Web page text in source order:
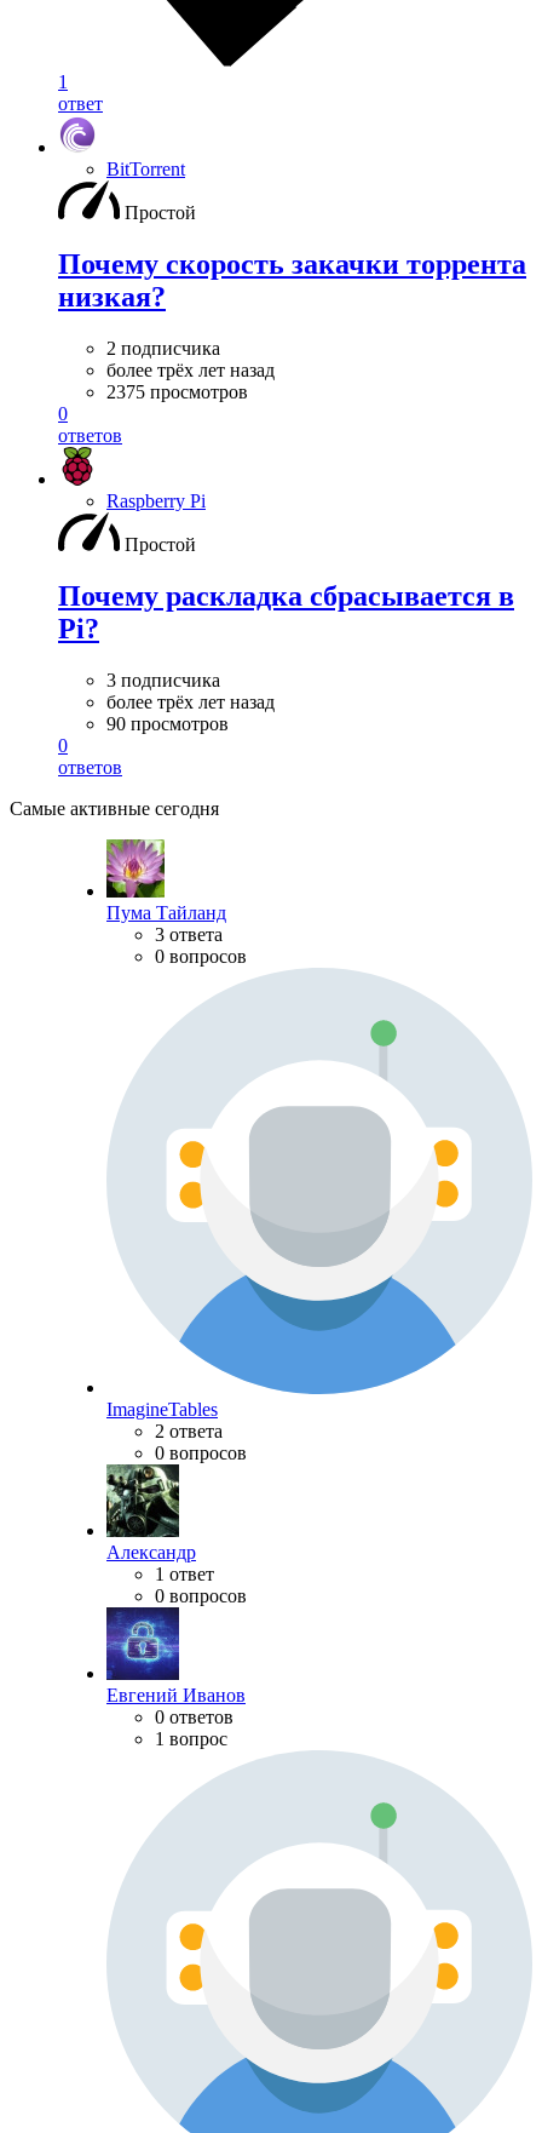
1
ответ
BitTorrent
Простой
Почему скорость закачки торрента
низкая?
2 подписчика
более трёх лет назад
2375 просмотров
0
ответов
Raspberry Pi
Простой
Почему раскладка сбрасывается в
Pi?
3 подписчика
более трёх лет назад
90 просмотров
0
ответов
Самые активные сегодня
Пума Тайланд
3 ответа
0 вопросов
ImagineTables
2 ответа
0 вопросов
Александр
1 ответ
0 вопросов
Евгений Иванов
0 ответов
1 вопрос